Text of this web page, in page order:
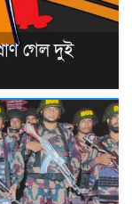
গেল দুই